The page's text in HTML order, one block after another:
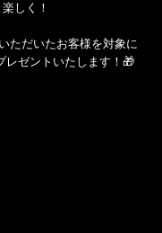
しく！
ただいたお客様を対象に
レゼントいたします！🎁